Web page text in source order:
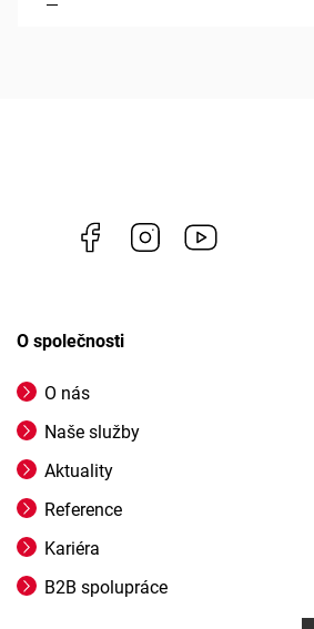
Facebook Instagram
O společnosti
O nás
Naše služby
Aktuality
Reference
Kariéra
B2B spolupráce